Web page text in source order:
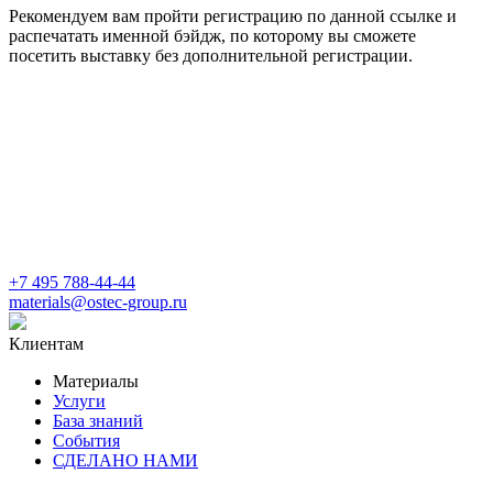
Рекомендуем вам пройти регистрацию по данной ссылке и
распечатать именной бэйдж, по которому вы сможете
посетить выставку без дополнительной регистрации.
+7 495 788-44-44
materials@ostec-group.ru
Клиентам
Материалы
Услуги
База знаний
События
СДЕЛАНО НАМИ